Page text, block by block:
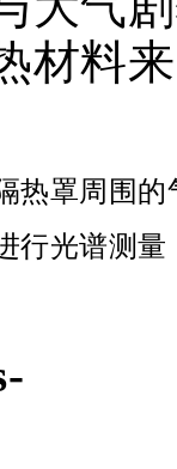
材料
热罩周围
行光谱测